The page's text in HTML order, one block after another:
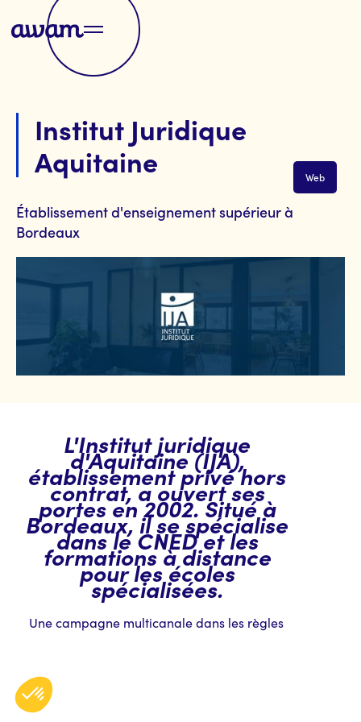
Institut Juridique
Aquitaine
Web
Établissement d'enseignement supérieur à
Bordeaux
L'Institut juridique
d'Aquitaine (IJA),
établissement privé hors
contrat, a ouvert ses
portes en 2002. Situé à
Bordeaux, il se spécialise
dans le CNED et les
formations à distance
pour les écoles
spécialisées.
Une campagne multicanale dans les règles